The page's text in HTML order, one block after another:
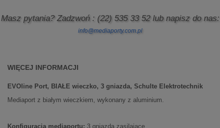
Masz pytania? Zadzwoń : (22) 535 33 52lub napisz do nas:
info@mediaporty.com.pl
WIĘCEJ INFORMACJI
EVOline Port, BIAŁE wieczko, 3 gniazda, Schulte Elektrotechnik
Mediaport z białym wieczkiem, wykonany z aluminium.
Konfiguracja mediaportu: 3 gniazda zasilające